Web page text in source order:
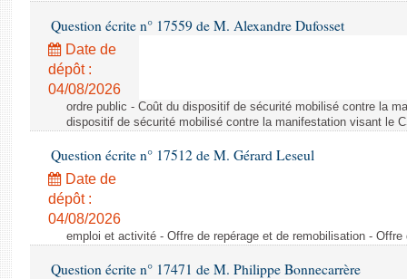
Question écrite n° 17559 de M. Alexandre Dufosset
Date de
dépôt :
04/08/2026
ordre public - Coût du dispositif de sécurité mobilisé contre la
dispositif de sécurité mobilisé contre la manifestation visant le
Question écrite n° 17512 de M. Gérard Leseul
Date de
dépôt :
04/08/2026
emploi et activité - Offre de repérage et de remobilisation -
Question écrite n° 17471 de M. Philippe Bonnecarrère